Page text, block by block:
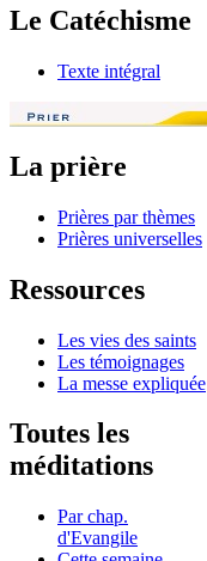
Le Catéchisme
Texte intégral
La prière
Prières par thèmes
Prières universelles
Ressources
Les vies des saints
Les témoignages
La messe expliquée
Toutes les
méditations
Par chap.
d'Evangile